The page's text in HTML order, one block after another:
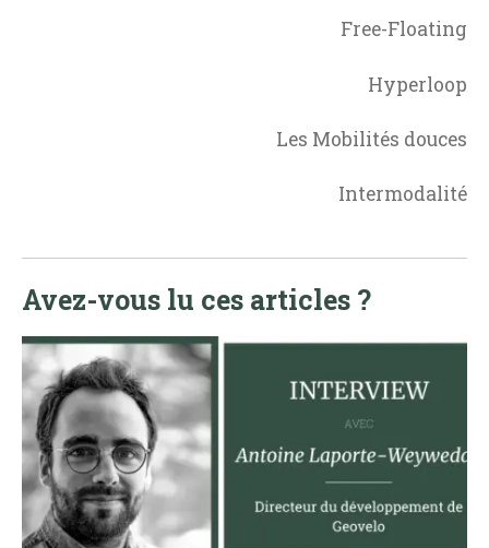
Free-Floating
Hyperloop
Les Mobilités douces
Intermodalité
Avez-vous lu ces articles ?